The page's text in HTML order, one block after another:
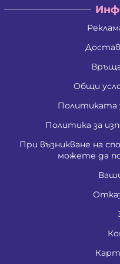
Общи
Политиката
Политика за
При възникване на
можете да